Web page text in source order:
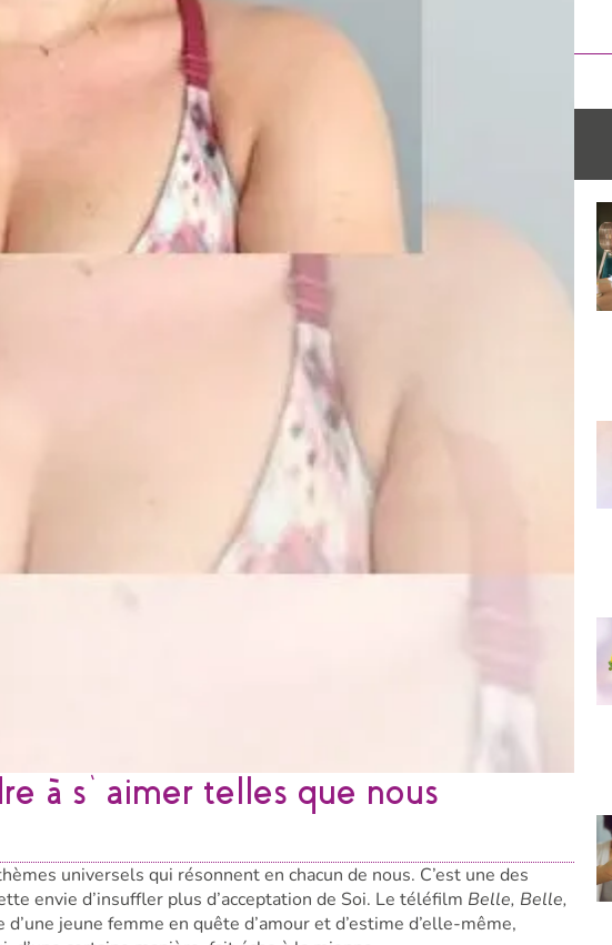
à s’aimer telles que nous
universels qui résonnent en chacun de nous. C’est une des
envie d’insuffler plus d’acceptation de Soi. Le téléfilm Belle, Belle,
jeune femme en quête d’amour et d’estime d’elle-même,